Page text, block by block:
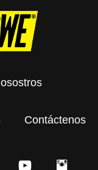
Contáctenos